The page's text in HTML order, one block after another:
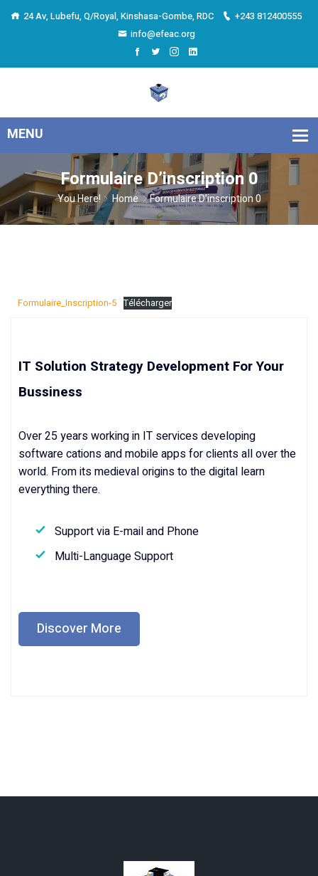
24 Av, Lubefu, Q/Royal, Kinshasa-Gombe, RDC
+243 812400555
info@efeac.org
Formulaire D’inscription 0
You Here! Home Formulaire D’inscription 0
Formulaire_Inscription-5 Télécharger
IT Solution Strategy Development For Your
Bussiness
Over 25 years working in IT services developing
software cations and mobile apps for clients all over the
world. From its medieval origins to the digital learn
everything there.
Support via E-mail and Phone
Multi-Language Support
Discover More